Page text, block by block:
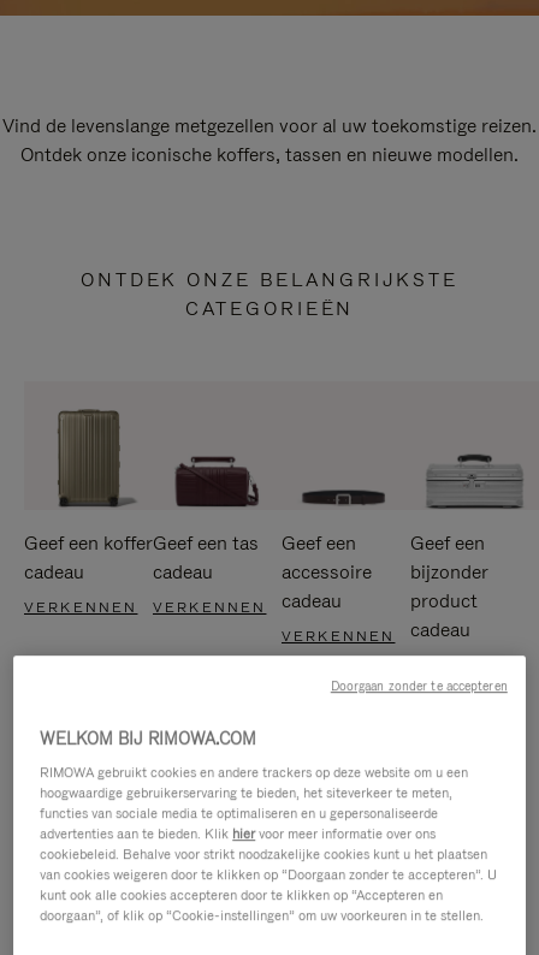
Vind de levenslange metgezellen voor al uw toekomstige reizen.
Ontdek onze iconische koffers, tassen en nieuwe modellen.
ONTDEK ONZE BELANGRIJKSTE
CATEGORIEËN
Geef een koffer
cadeau
VERKENNEN
Geef een tas
cadeau
VERKENNEN
Geef een
accessoire
cadeau
VERKENNEN
Geef een
bijzonder
product
cadeau
WELKOM BIJ RIMOWA.COM
RIMOWA gebruikt cookies en andere trackers op deze website om u een
hoogwaardige gebruikerservaring te bieden, het siteverkeer te meten,
functies van sociale media te optimaliseren en u gepersonaliseerde
advertenties aan te bieden. Klik hiervoor meer informatie over ons
cookiebeleid. Behalve voor strikt noodzakelijke cookies kunt u het plaatsen
van cookies weigeren door te klikken op “Doorgaan zonder te accepteren”. U
kunt ook alle cookies accepteren door te klikken op “Accepteren en
doorgaan”, of klik op “Cookie-instellingen” om uw voorkeuren in te stellen.
Doorgaan zonder te accepteren